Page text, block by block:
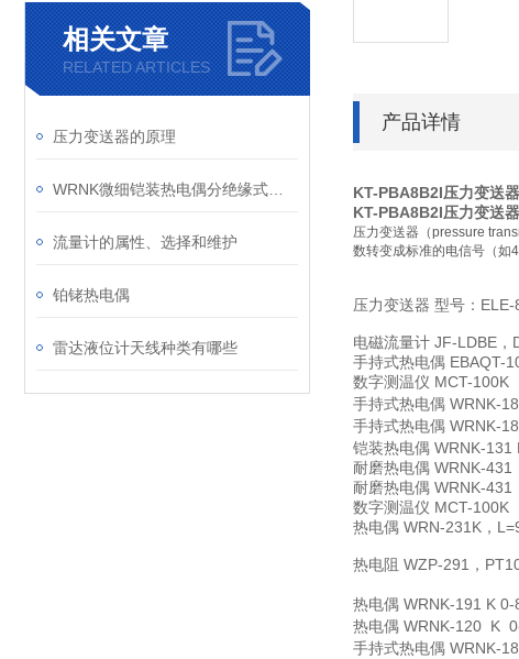
相关文章
RELATED ARTICLES
压力变送器的原理
流量计的属性、选择和维护
铂铑热电偶
雷达液位计天线种类有哪些
产品详情
KT-PBA8B2I压力变送器
KT-PBA8B2I压力变送器
压力变送器（pressure
数转变成标准的电信号（如
压力变送器 型号：
电磁流量计 JF-LDBE，
手持式热电偶 EBAQT-
数字测温仪 MCT-100K
手持式热电偶 WRNK-
手持式热电偶 WRNK-
铠装热电偶 WRNK-
耐磨热电偶 WRNK-431
耐磨热电偶 WRNK-431
数字测温仪 MCT-100K
热电偶 WRN-231K，
热电阻 WZP-291，
热电偶 WRNK-191 K
热电偶 WRNK-120 K
手持式热电偶 WRNK-